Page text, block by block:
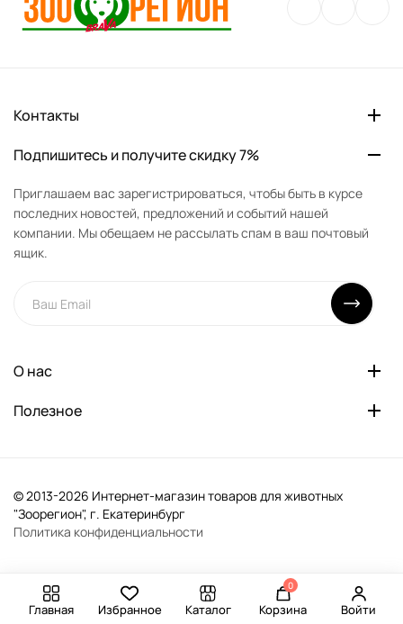
Контакты
Подпишитесь и получите скидку 7%
Приглашаем вас зарегистрироваться, чтобы быть в курсе
последних новостей, предложений и событий нашей
компании. Мы обещаем не рассылать спам в ваш почтовый
ящик.
О нас
Полезное
© 2013-2026 Интернет-магазин товаров для животных
"Зоорегион", г. Екатеринбург
Политика конфиденциальности
Главная Избранное Каталог
0
Корзина Войти